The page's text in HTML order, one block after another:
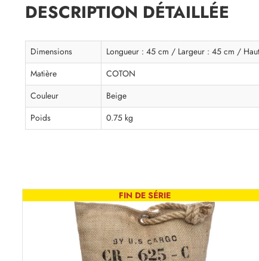
DESCRIPTION DÉTAILLÉE
Dimensions
Longueur : 45 cm / Largeur : 45 cm /
Matière
COTON
Couleur
Beige
Poids
0.75 kg
FIN DE SÉRIE